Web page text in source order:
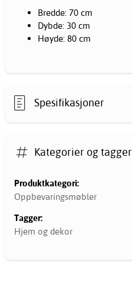
Bredde: 70 cm
Dybde: 30 cm
Høyde: 80 cm
Spesifikasjoner
Kategorier og tagger
Produktkategori:
Oppbevaringsmøbler
Tagger:
Hjem og dekor